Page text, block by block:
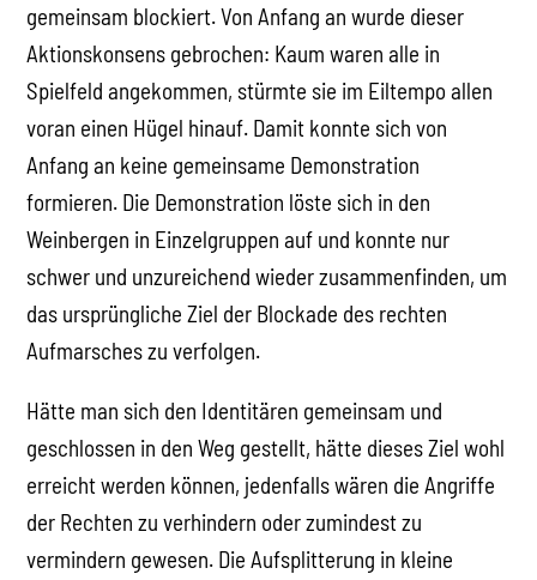
gemeinsam blockiert. Von Anfang an wurde dieser
Aktionskonsens gebrochen: Kaum waren alle in
Spielfeld angekommen, stürmte sie im Eiltempo allen
voran einen Hügel hinauf. Damit konnte sich von
Anfang an keine gemeinsame Demonstration
formieren. Die Demonstration löste sich in den
Weinbergen in Einzelgruppen auf und konnte nur
schwer und unzureichend wieder zusammenfinden, um
das ursprüngliche Ziel der Blockade des rechten
Aufmarsches zu verfolgen.
Hätte man sich den Identitären gemeinsam und
geschlossen in den Weg gestellt, hätte dieses Ziel wohl
erreicht werden können, jedenfalls wären die Angriffe
der Rechten zu verhindern oder zumindest zu
vermindern gewesen. Die Aufsplitterung in kleine